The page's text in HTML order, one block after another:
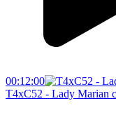
00:12:00
T4xC52 - Lady Marian